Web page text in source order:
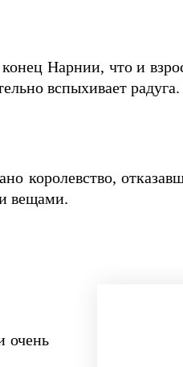
Нарнии, что и
вспыхивает радуга.
королевство,
вещами.
очень